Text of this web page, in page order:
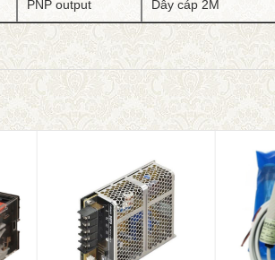
PNP output Dây cáp 2M